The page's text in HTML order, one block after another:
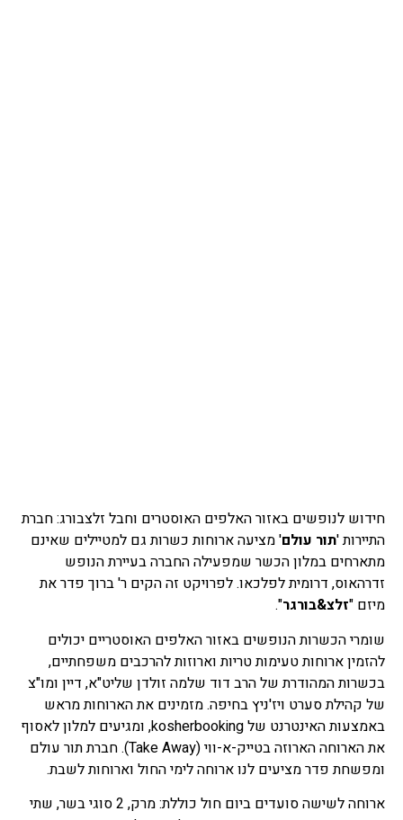
חידוש לנופשים באזור האלפים האוסטרים וחבל זלצבורג: חברת
התיירות 'תור עולם' מציעה ארוחות כשרות גם למטיילים שאינם
מתארחים במלון הכשר שמפעילה החברה בעיירת הנופש
זדרהאוס, דרומית לפלכאו. לפרויקט זה הקים ר' ברוך פדר את
מיזם "זלצ&בורגר".
שומרי הכשרות הנופשים באזור האלפים האוסטריים יכולים
להזמין ארוחות טעימות טריות וארוזות להרכבים משפחתיים,
בכשרות המהודרת של הרב דוד שלמה זולדן שליט"א, דיין ומו"צ
של קהילת סערט ויז'ניץ בחיפה. מזמינים את הארוחות מראש
באמצעות האינטרנט של kosherbooking, ומגיעים למלון לאסוף
את הארוחה הארוזה בטייק-א-ווי (Take Away). חברת תור עולם
ומפשחת פדר מציעים לנו ארוחה לימי החול וארוחות לשבת.
ארוחה לשישה סועדים ביום חול כוללת: מרק, 2 סוגי בשר, שתי